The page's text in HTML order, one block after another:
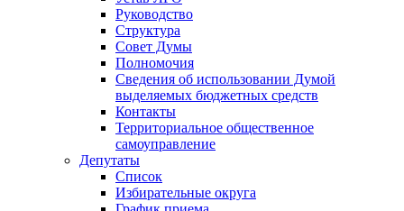
Руководство
Структура
Совет Думы
Полномочия
Сведения об использовании Думой
выделяемых бюджетных средств
Контакты
Территориальное общественное
самоуправление
Депутаты
Список
Избирательные округа